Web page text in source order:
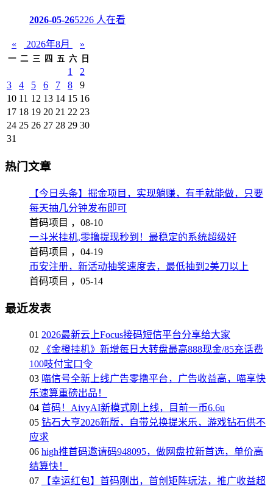
2026-05-265226 人在看
« 2026年8月 »
一 二 三 四 五 六 日
1
2
3
4 5 6 7 8
9
10 11 12 13 14 15 16
17 18 19 20 21 22 23
24 25 26 27 28 29 30
31
热门文章
【今日头条】掘金项目，实现躺赚，有手就能做，只要
每天抽几分钟发布即可
首码项目 ， 08-10
一斗米挂机,零撸提现秒到！最稳定的系统超级好
首码项目 ， 04-19
币安注册，新活动抽奖速度去，最低抽到2美刀以上
首码项目 ， 05-14
最近发表
01 2026最新云上Focus接码短信平台分享给大家
02
《金橙挂机》新增每日大转盘最高888现金/85充话费
100吱付宝口令
03 喵信号全新上线广告零撸平台，广告收益高，喵享快
乐速算重磅出品！
04 首码！AivyAI新模式刚上线，目前一币6.6u
05 钻石大亨2026新版，自带兑换提米乐，游戏钻石供不
应求
06 high推首码邀请码948095，做网盘拉新首选，单价高
结算快！
07
【幸运红包】首码刚出，首创矩阵玩法，推广收益超